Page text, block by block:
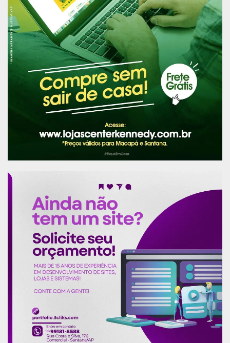
as atividades consideradas essenciais dentro da
mineração, e que sejam divulgados os números
de pessoas infectadas e suspeitas de infecção
em cidades que têm como principal atividade a
mineração, devido ao risco mais elevado de
incidência de contaminações nessas localidades,
entre outras reivindicações.
Amapá
O portalConexãoBrasilia.com apurou que no
Amapá a grande indústria da mineração também
segue as operações de extração, transporte e
embarque de minérios, seguindo protocolos